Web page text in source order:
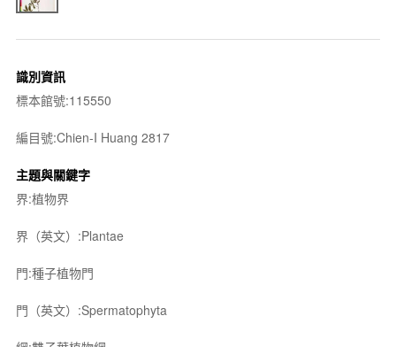
識別資訊
標本館號:115550
編目號:Chien-I Huang 2817
主題與關鍵字
界:植物界
界（英文）:Plantae
門:種子植物門
門（英文）:Spermatophyta